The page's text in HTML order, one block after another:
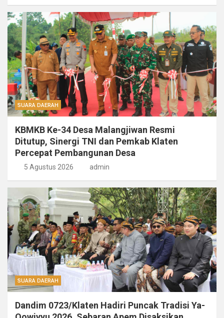
SUARA DAERAH
KBMKB Ke-34 Desa Malangjiwan Resmi
Ditutup, Sinergi TNI dan Pemkab Klaten
Percepat Pembangunan Desa
5 Agustus 2026 admin
SUARA DAERAH
Dandim 0723/Klaten Hadiri Puncak Tradisi Ya-